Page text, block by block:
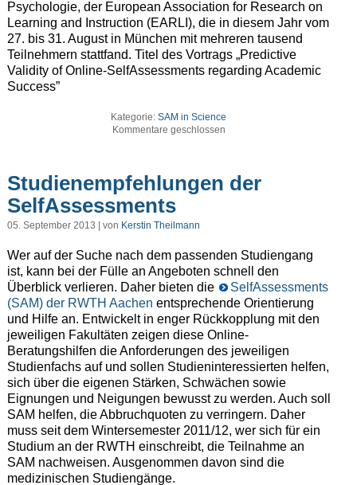
Psychologie, der European Association for Research on
Learning and Instruction (EARLI), die in diesem Jahr vom
27. bis 31. August in München mit mehreren tausend
Teilnehmern stattfand. Titel des Vortrags „Predictive
Validity of Online-SelfAssessments regarding Academic
Success”
Kategorie:SAM in Science
Kommentare geschlossen
Studienempfehlungen der
SelfAssessments
05. September 2013 | von Kerstin Theilmann
Wer auf der Suche nach dem passenden Studiengang
ist, kann bei der Fülle an Angeboten schnell den
Überblick verlieren. Daher bieten die
SelfAssessments
(SAM) der RWTH Aachen entsprechende Orientierung
und Hilfe an. Entwickelt in enger Rückkopplung mit den
jeweiligen Fakultäten zeigen diese Online-
Beratungshilfen die Anforderungen des jeweiligen
Studienfachs auf und sollen Studieninteressierten helfen,
sich über die eigenen Stärken, Schwächen sowie
Eignungen und Neigungen bewusst zu werden. Auch soll
SAM helfen, die Abbruchquoten zu verringern. Daher
muss seit dem Wintersemester 2011/12, wer sich für ein
Studium an der RWTH einschreibt, die Teilnahme an
SAM nachweisen. Ausgenommen davon sind die
medizinischen Studiengänge.